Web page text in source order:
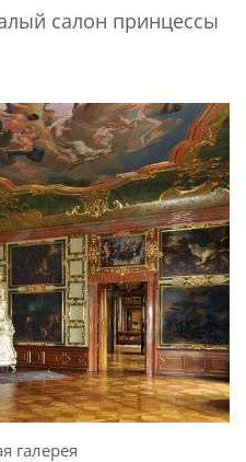
салон принцессы
галерея